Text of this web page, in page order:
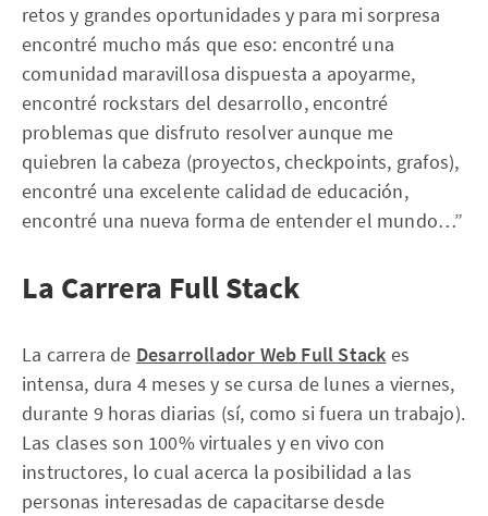
retos y grandes oportunidades y para mi sorpresa
encontré mucho más que eso: encontré una
comunidad maravillosa dispuesta a apoyarme,
encontré rockstars del desarrollo, encontré
problemas que disfruto resolver aunque me
quiebren la cabeza (proyectos, checkpoints, grafos),
encontré una excelente calidad de educación,
encontré una nueva forma de entender el mundo…”
La Carrera Full Stack
La carrera de Desarrollador Web Full Stack es
intensa, dura 4 meses y se cursa de lunes a viernes,
durante 9 horas diarias (sí, como si fuera un trabajo).
Las clases son 100% virtuales y en vivo con
instructores, lo cual acerca la posibilidad a las
personas interesadas de capacitarse desde